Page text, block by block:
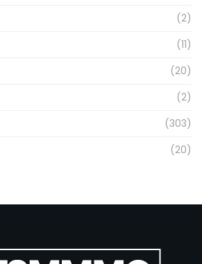
(2)
(11)
(20)
(2)
(303)
(20)